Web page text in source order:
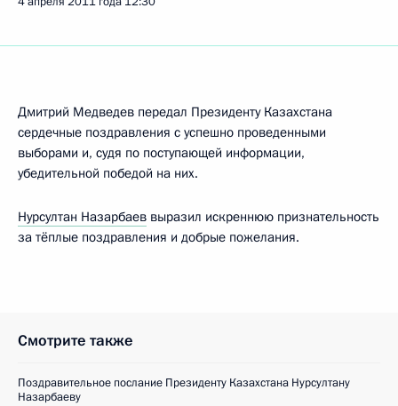
Дмитрий Медведев передал Президенту Казахстана
сердечные поздравления с успешно проведенными
выборами и, судя по поступающей информации,
убедительной победой на них.
Нурсултан Назарбаев выразил искреннюю признательность
за тёплые поздравления и добрые пожелания.
Смотрите также
Поздравительное послание Президенту Казахстана Нурсултану
Назарбаеву